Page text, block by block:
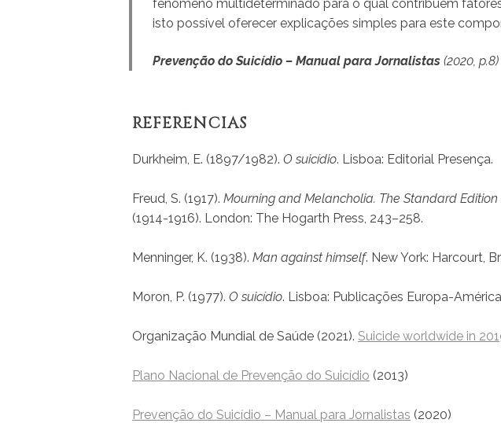
fenómeno multideterminado para o qual contribuem
isto possível oferecer explicações simples para este
Prevenção do Suicídio – Manual para Jornalistas(2020, p.8)
REFERÊNCIAS
Durkheim, E. (1897/1982). O suicídio. Lisboa: Editorial Presença.
Freud, S. (1917). Mourning and Melancholia. The Standard
(1914-1916). London: The Hogarth Press, 243–258.
Menninger, K. (1938). Man against himself. New York: Harcourt,
Moron, P. (1977). O suicídio. Lisboa: Publicações Europa-América
Organização Mundial de Saúde (2021). Suicide worldwide in
Plano Nacional de Prevenção do Suicídio (2013)
Prevenção do Suicídio – Manual para Jornalistas (2020)